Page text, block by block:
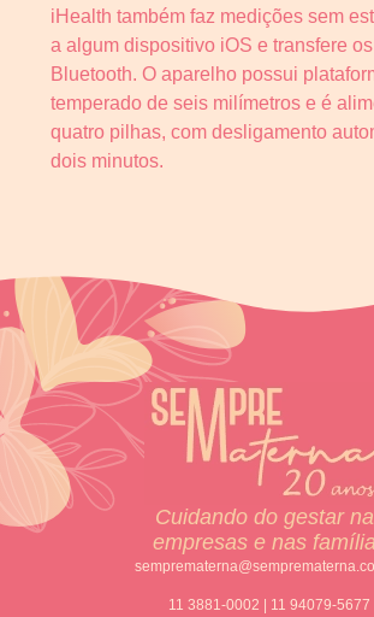
iHealth também faz medições sem
a algum dispositivo iOS e transfere
Bluetooth. O aparelho possui
temperado de seis milímetros e é
quatro pilhas, com desligamento
dois minutos.
Cuidando do gestar
empresas e nas
11 3881-0002 | 11 94079-5677